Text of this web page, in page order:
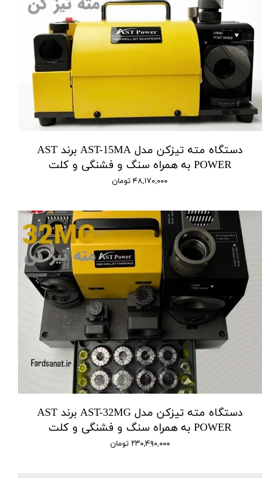
دستگاه مته تیزکن مدل AST-15MA برند AST
POWER به همراه سنگ و فشنگی و کلت
۴۸,۱۷۰,۰۰۰ تومان
دستگاه مته تیزکن مدل AST-32MG برند AST
POWER به همراه سنگ و فشنگی و کلت
۲۳۰,۴۹۰,۰۰۰ تومان